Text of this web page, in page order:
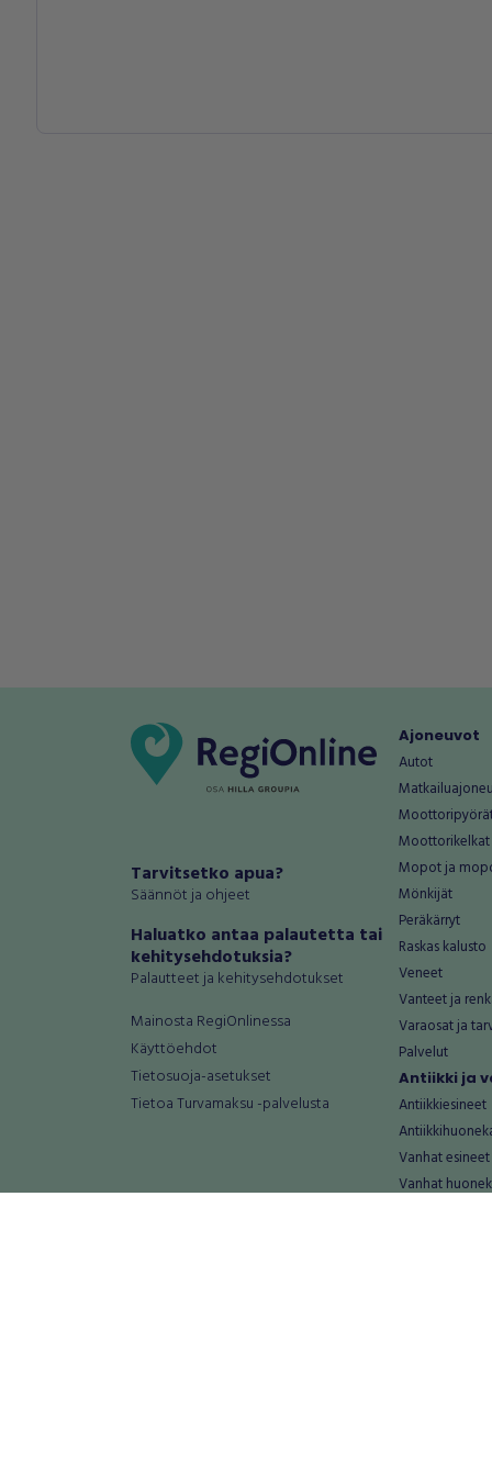
Tarvitsetko apua?
Säännöt ja ohjeet
Haluatko antaa palautetta tai
kehitysehdotuksia?
Palautteet ja kehitysehdotukset
Mainosta RegiOnlinessa
Käyttöehdot
Tietosuoja-asetukset
Tietoa Turvamaksu -palvelusta
Ajoneuvot
Autot
Moottorikelkat
Mopot ja
Mönkijät
Peräkärryt
Raskas kalusto
Veneet
Vanteet ja
Varaosat ja
Palvelut
Antiikki ja
Antiikkiesineet
Vanhat esineet
Vanhat